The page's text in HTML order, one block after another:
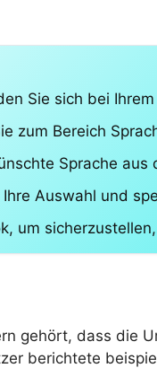
Sie sich bei
zum Bereich
Sprache
Auswahl und
um
gehört, dass die
berichtete